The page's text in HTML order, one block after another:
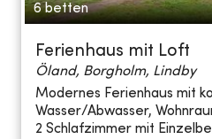
6 betten
Ferienhaus mit Loft
Öland, Borgholm, Lindby
Modernes Ferienhaus mit
Wasser/Abwasser,
2 Schlafzimmer mit